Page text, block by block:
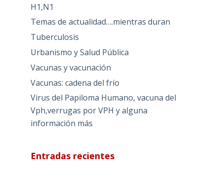
H1,N1
Temas de actualidad….mientras duran
Tuberculosis
Urbanismo y Salud Pública
Vacunas y vacunación
Vacunas: cadena del frío
Virus del Papiloma Humano, vacuna del
Vph,verrugas por VPH y alguna
información más
Entradas recientes